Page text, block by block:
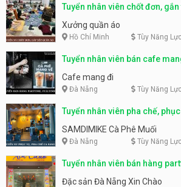
Tuyển nhân viên chốt đơn,
Xưởng quần áo
Hồ Chí Minh Tùy Năng Lực
Tuyển nhân viên bán cafe
Cafe mang đi
Đà Nẵng Tùy Năng Lực
Tuyển nhân viên pha chế,
SAMDIMIKE Cà Phê Muối
Đà Nẵng Tùy Năng Lực
Tuyển nhân viên bán hàng
Nẵng
Đặc sản Đà Nẵng Xin Chào